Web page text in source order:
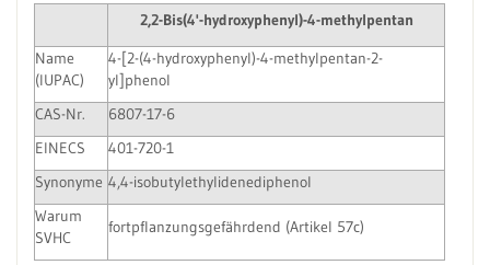
2,2-Bis(4'-hydroxyphenyl)-4-methylpentan
Name
(IUPAC)
4-[2-(4-hydroxyphenyl)-4-methylpentan-2-
yl]phenol
CAS-Nr.
6807-17-6
EINECS
401-720-1
Synonyme 4,4-isobutylethylidenediphenol
Warum
SVHC
fortpflanzungsgefährdend (Artikel 57c)